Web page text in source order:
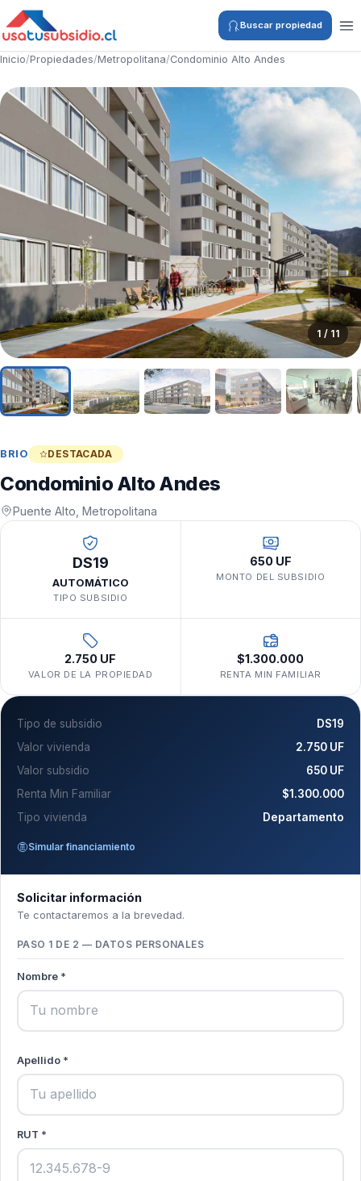
Buscar propiedad
Inicio/Propiedades/Metropolitana/Condominio Alto Andes
1 / 11
BRIO DESTACADA
Condominio Alto Andes
Puente Alto, Metropolitana
DS19
AUTOMÁTICO
TIPO SUBSIDIO
650 UF
MONTO DEL SUBSIDIO
2.750 UF
VALOR DE LA PROPIEDAD
$1.300.000
RENTA MIN FAMILIAR
Tipo de subsidio
DS19
Valor vivienda
2.750 UF
Valor subsidio
650 UF
Renta Min Familiar
$1.300.000
Tipo vivienda
Departamento
Simular financiamiento
Solicitar información
Te contactaremos a la brevedad.
PASO 1 DE 2 — DATOS PERSONALES
Nombre *
Apellido *
RUT *